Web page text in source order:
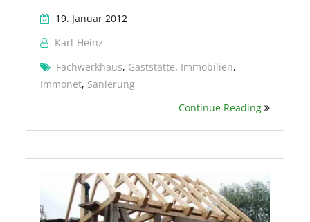
19. Januar 2012
Karl-Heinz
Fachwerkhaus, Gaststätte, Immobilien,
Immonet, Sanierung
Continue Reading